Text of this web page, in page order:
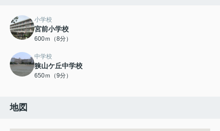
小学校
宮前小学校
600ｍ（8分）
中学校
狭山ケ丘中学校
650ｍ（9分）
地図